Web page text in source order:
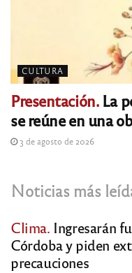
CULTURA
Presentación.La
se reúne en una
3 de agosto de 2026
Noticias más
Clima. Ingresarán
Córdoba y piden
precauciones